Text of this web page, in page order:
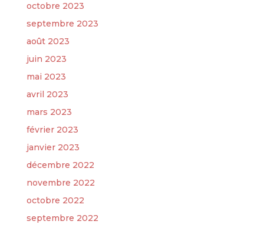
octobre 2023
septembre 2023
août 2023
juin 2023
mai 2023
avril 2023
mars 2023
février 2023
janvier 2023
décembre 2022
novembre 2022
octobre 2022
septembre 2022